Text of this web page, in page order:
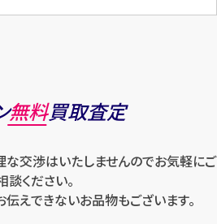
無料買取査定
交渉はいたしませんのでお気軽にご
談ください。
えできないお品物もございます。